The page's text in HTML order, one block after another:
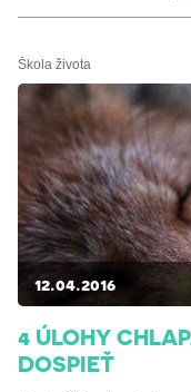
Škola života
12.04.2016
4 ÚLOHY
DOSPIEŤ